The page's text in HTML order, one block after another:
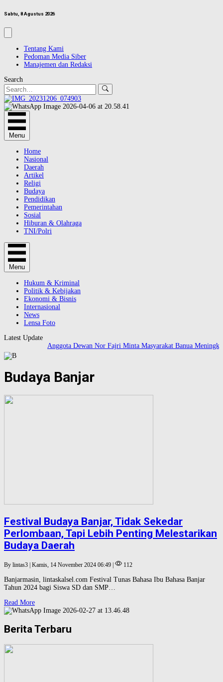
Sabtu, 8 Agustus 2026
Tentang Kami
Pedoman Media Siber
Manajemen dan Redaksi
Search
Menu
Home
Nasional
Daerah
Artikel
Religi
Budaya
Pendidikan
Pemerintahan
Sosial
Hiburan & Olahraga
TNI/Polri
Menu
Hukum & Kriminal
Politik & Kebijakan
Ekonomi & Bisnis
Internasional
News
Lensa Foto
Latest Update
Anggota Dewan Nor Fajri Minta Masyarakat Banua
Budaya Banjar
Festival Budaya Banjar, Tidak Sekedar
Perlombaan, Tapi Lebih Penting Melestarikan
Budaya Daerah
By lintas3 | Kamis, 14 November 2024 06:49 | 112
Banjarmasin, lintaskalsel.com Festival Tunas Bahasa Ibu Bahasa Banjar
Tahun 2024 bagi Siswa SD dan SMP…
Read More
Berita Terbaru